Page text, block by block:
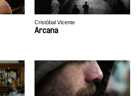
Cristóbal Vicente
Arcana